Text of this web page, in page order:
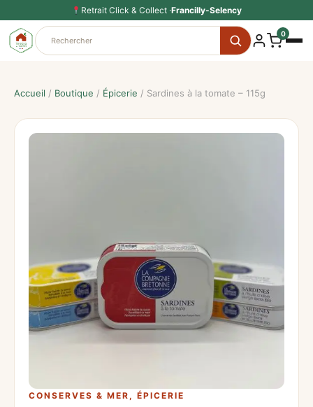
contenu
Retrait Click & Collect ·Francilly-Selency
0
Accueil / Boutique / Épicerie / Sardines à la tomate – 115g
CONSERVES & MER , ÉPICERIE